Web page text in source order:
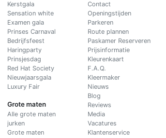
Kerstgala
Sensation white
Examen gala
Prinses Carnaval
Bedrijfsfeest
Haringparty
Prinsjesdag
Red Hat Society
Nieuwjaarsgala
Luxury Fair
Grote maten
Alle grote maten
jurken
Grote maten
Contact
Openingstijden
Parkeren
Route plannen
Paskamer Reserveren
Prijsinformatie
Kleurenkaart
F.A.Q.
Kleermaker
Nieuws
Blog
Reviews
Media
Vacatures
Klantenservice